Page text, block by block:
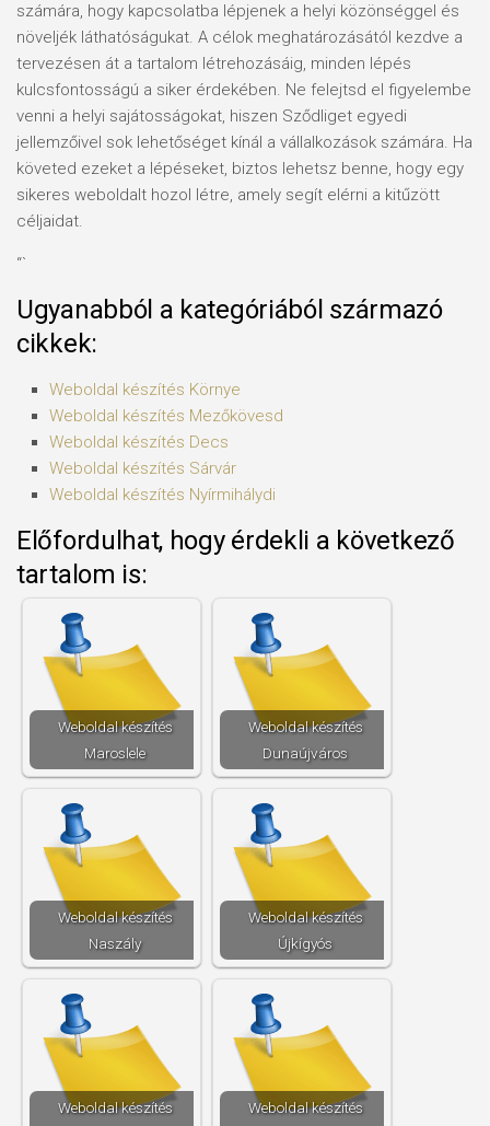
számára, hogy kapcsolatba lépjenek a helyi közönséggel és
növeljék láthatóságukat. A célok meghatározásától kezdve a
tervezésen át a tartalom létrehozásáig, minden lépés
kulcsfontosságú a siker érdekében. Ne felejtsd el figyelembe
venni a helyi sajátosságokat, hiszen Sződliget egyedi
jellemzőivel sok lehetőséget kínál a vállalkozások számára. Ha
követed ezeket a lépéseket, biztos lehetsz benne, hogy egy
sikeres weboldalt hozol létre, amely segít elérni a kitűzött
céljaidat.
“`
Ugyanabból a kategóriából származó
cikkek:
Weboldal készítés​ Környe
Weboldal készítés​ Mezőkövesd
Weboldal készítés​ Decs
Weboldal készítés​ Sárvár
Weboldal készítés​ Nyírmihálydi
Előfordulhat, hogy érdekli a következő
tartalom is:
Weboldal készítés​
Maroslele
Weboldal készítés​
Dunaújváros
Weboldal készítés​
Naszály
Weboldal készítés​
Újkígyós
Weboldal készítés​
Weboldal készítés​